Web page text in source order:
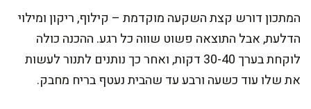
המתכון דורש קצת השקעה מוקדמת – קילוף, ריקון ומילוי
הדלעת, אבל התוצאה פשוט שווה כל רגע. ההכנה כולה
לוקחת בערך 30-40 דקות, ואחר כך נותנים לתנור לעשות
את שלו עוד כשעה ורבע עד שהבית נעטף בריח מחבק.